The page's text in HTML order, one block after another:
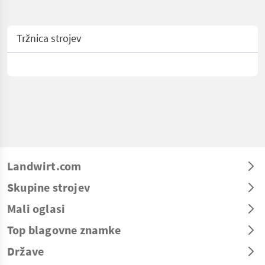
Tržnica strojev
Landwirt.com
Skupine strojev
Mali oglasi
Top blagovne znamke
Države